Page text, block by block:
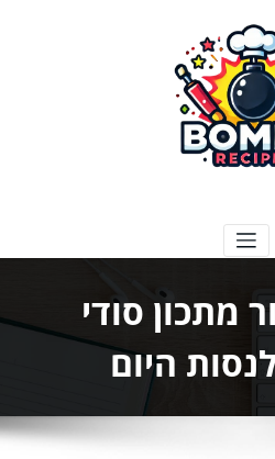
מתכון סודי
היום